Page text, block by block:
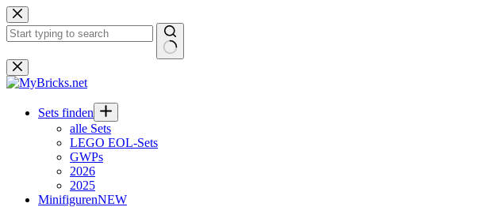
Zum
Inhalt
springen
Keine
Ergebnisse
Sets finden
alle Sets
LEGO EOL-Sets
GWPs
2026
2025
MinifigurenNEW